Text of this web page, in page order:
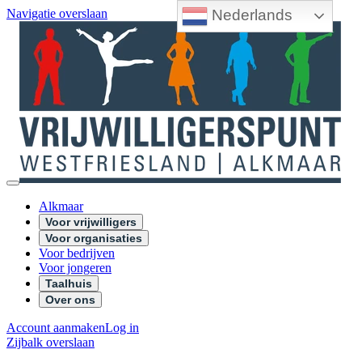
Nederlands
Navigatie overslaan
Alkmaar
Voor vrijwilligers
Voor organisaties
Voor bedrijven
Voor jongeren
Taalhuis
Over ons
Account aanmakenLog in
Zijbalk overslaan